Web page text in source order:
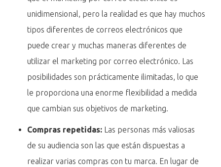
unidimensional, pero la realidad es que hay muchos
tipos diferentes de correos electrónicos que
puede crear y muchas maneras diferentes de
utilizar el marketing por correo electrónico. Las
posibilidades son prácticamente ilimitadas, lo que
le proporciona una enorme flexibilidad a medida
que cambian sus objetivos de marketing.
Compras repetidas: Las personas más valiosas
de su audiencia son las que están dispuestas a
realizar varias compras con tu marca. En lugar de